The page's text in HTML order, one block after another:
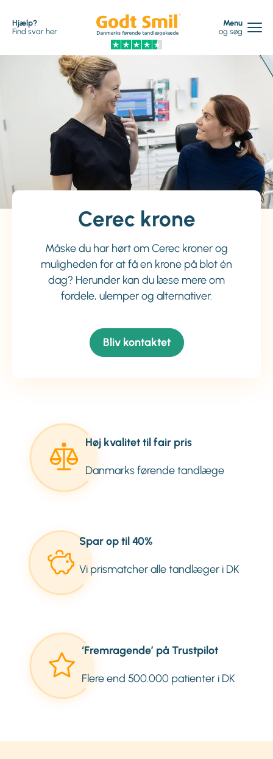
Hjælp?
Find svar her
Menu
og søg
Cerec krone
Måske du har hørt om Cerec kroner og
muligheden for at få en krone på blot én
dag? Herunder kan du læse mere om
fordele, ulemper og alternativer.
Bliv kontaktet
Høj kvalitet til fair pris
Danmarks førende tandlæge
Spar op til 40%
Vi prismatcher alle tandlæger i DK
‘Fremragende’ på Trustpilot
Flere end 500.000 patienter i DK